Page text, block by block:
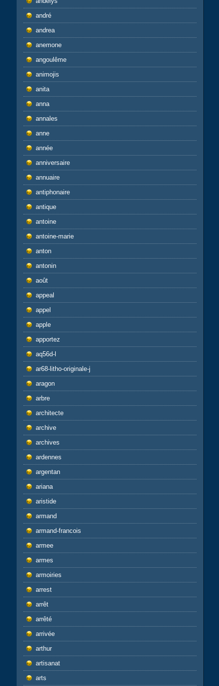
andré
andrea
anemone
angoulême
animojis
anita
anna
annales
anne
année
anniversaire
annuaire
antiphonaire
antique
antoine
antoine-marie
anton
antonin
août
appeal
appel
apple
apportez
aq56d-l
ar68-litho-originale-j
aragon
arbre
architecte
archive
archives
ardennes
argentan
ariana
aristide
armand
armand-francois
armee
armes
armoiries
arrest
arrêt
arrêté
arrivée
arthur
artisanat
arts